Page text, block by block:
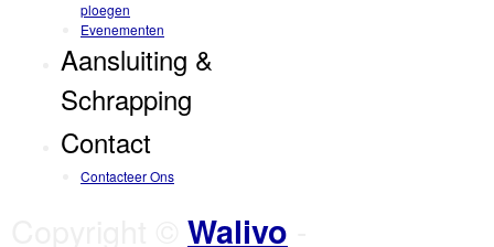
ploegen
Evenementen
Aansluiting &
Schrapping
Contact
Contacteer Ons
Walivo